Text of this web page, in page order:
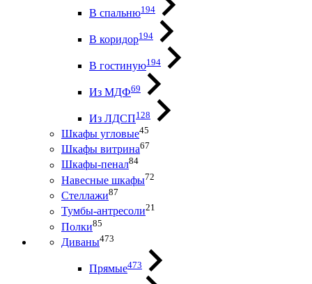
В спальню194
В коридор194
В гостиную194
Из МДФ69
Из ЛДСП128
Шкафы угловые45
Шкафы витрина67
Шкафы-пенал84
Навесные шкафы72
Стеллажи87
Тумбы-антресоли21
Полки85
Диваны473
Прямые473